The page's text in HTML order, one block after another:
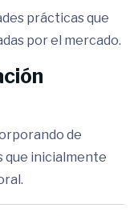
prácticas que
por el mercado.
de
que inicialmente